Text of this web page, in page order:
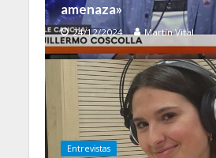
amenaza»
24/12/2024 Martín Vital
Entrevistas